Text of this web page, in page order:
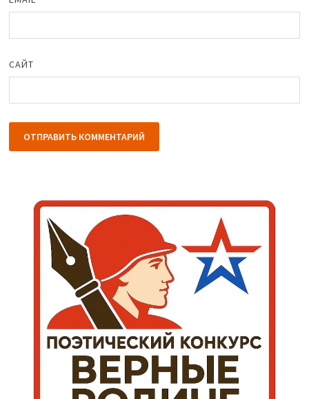
САЙТ